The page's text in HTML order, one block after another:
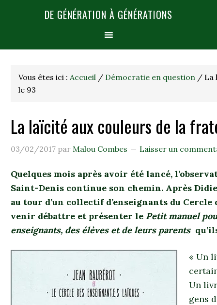
DE GÉNÉRATION À GÉNÉRATIONS
Vous êtes ici :Accueil / Démocratie en question / La
le 93
La laïcité aux couleurs de la
03/02/2017 parMalou Combes Laisser un
Quelques mois après avoir été lancé,
Saint-Denis continue son chemin. Après
au tour d’un collectif d’enseignants du Cercle
venir débattre et présenter le Petit manuel
enseignants, des élèves et de leurs parents
« Un
Un
gens